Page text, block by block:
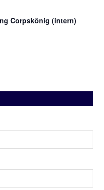
Corpskönig (intern)